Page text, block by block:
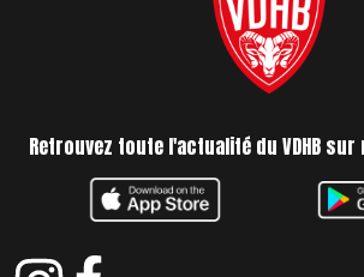
Retrouvez toute l'actualité du VDHB